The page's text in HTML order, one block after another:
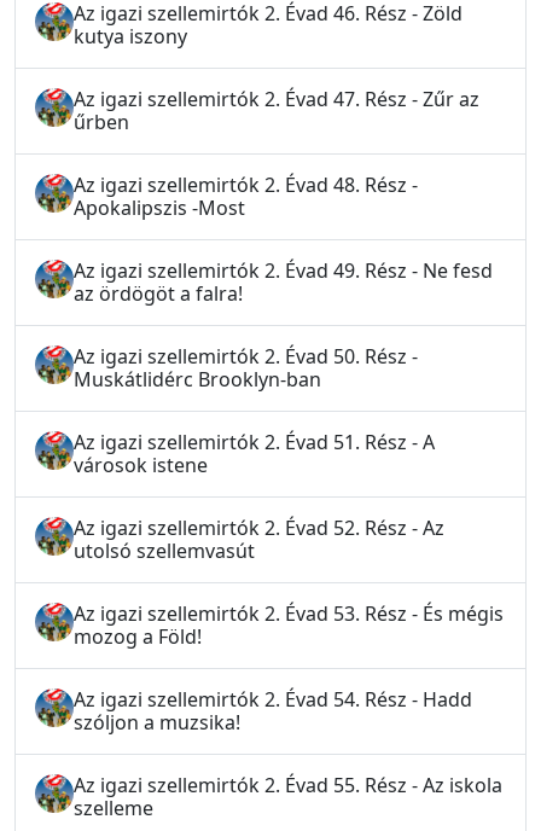
Az igazi szellemirtók 2. Évad 46. Rész - Zöld
kutya iszony
Az igazi szellemirtók 2. Évad 47. Rész - Zűr az
űrben
Az igazi szellemirtók 2. Évad 48. Rész -
Apokalipszis -Most
Az igazi szellemirtók 2. Évad 49. Rész - Ne fesd
az ördögöt a falra!
Az igazi szellemirtók 2. Évad 50. Rész -
Muskátlidérc Brooklyn-ban
Az igazi szellemirtók 2. Évad 51. Rész - A
városok istene
Az igazi szellemirtók 2. Évad 52. Rész - Az
utolsó szellemvasút
Az igazi szellemirtók 2. Évad 53. Rész - És mégis
mozog a Föld!
Az igazi szellemirtók 2. Évad 54. Rész - Hadd
szóljon a muzsika!
Az igazi szellemirtók 2. Évad 55. Rész - Az iskola
szelleme